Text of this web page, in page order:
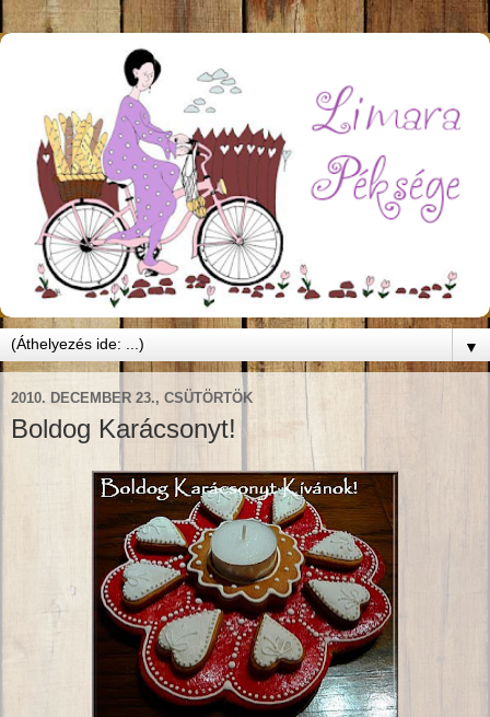
▼
2010. DECEMBER 23., CSÜTÖRTÖK
Boldog Karácsonyt!